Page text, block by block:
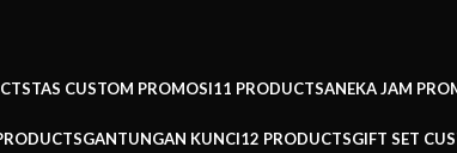
TAS CUSTOM PROMOSI11 PRODUCTSANEKA JAM
GANTUNGAN KUNCI12 PRODUCTSGIFT SET